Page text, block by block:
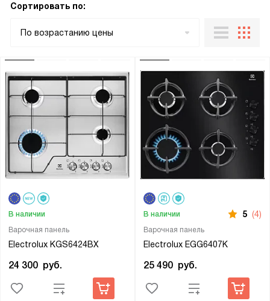
Сортировать по:
По возрастанию цены
Варочная панель
Electrolux KGS6424BX
В наличии
24 300 руб.
Варочная панель
Electrolux EGG6407K
В наличии 5 (4)
25 490 руб.